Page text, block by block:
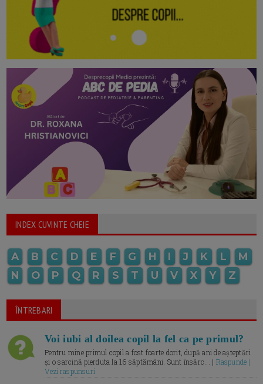
INDEX CUVINTE CHEIE
A B C D E F G H I J K L
M
N
O P Q R S T U V X Y Z
ÎNTREBARI
Voi iubi al doilea copil la fel ca pe primul?
Pentru mine primul copil a fost foarte dorit, după ani de așteptări
și o sarcină pierduta la 16 săptămâni. Sunt însărc... | Raspunde |
Vezi raspunsuri